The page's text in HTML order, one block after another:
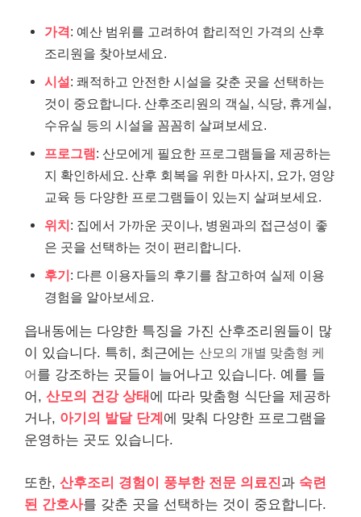
가격: 예산 범위를 고려하여 합리적인 가격의 산후
조리원을 찾아보세요.
시설: 쾌적하고 안전한 시설을 갖춘 곳을 선택하는
것이 중요합니다. 산후조리원의 객실, 식당, 휴게실,
수유실 등의 시설을 꼼꼼히 살펴보세요.
프로그램: 산모에게 필요한 프로그램들을 제공하는
지 확인하세요. 산후 회복을 위한 마사지, 요가, 영양
교육 등 다양한 프로그램들이 있는지 살펴보세요.
위치: 집에서 가까운 곳이나, 병원과의 접근성이 좋
은 곳을 선택하는 것이 편리합니다.
후기: 다른 이용자들의 후기를 참고하여 실제 이용
경험을 알아보세요.
읍내동에는 다양한 특징을 가진 산후조리원들이 많
이 있습니다. 특히, 최근에는 산모의 개별 맞춤형 케
어를 강조하는 곳들이 늘어나고 있습니다. 예를 들
어, 산모의 건강 상태 에 따라 맞춤형 식단을 제공하
거나, 아기의 발달 단계 에 맞춰 다양한 프로그램을
운영하는 곳도 있습니다.
또한, 산후조리 경험이 풍부한 전문 의료진과 숙련
된 간호사를 갖춘 곳을 선택하는 것이 중요합니다.